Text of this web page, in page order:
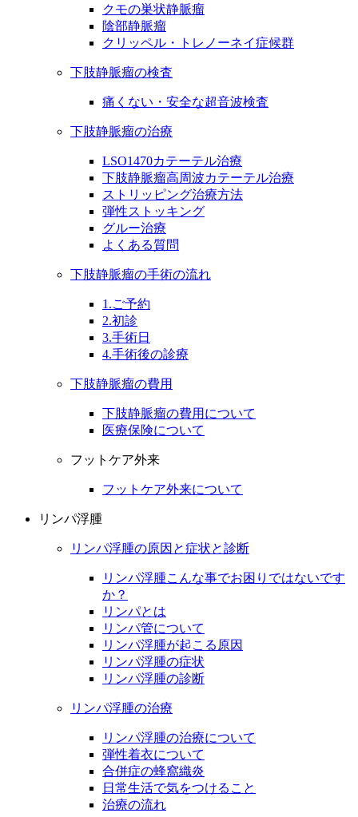
クモの巣状静脈瘤
陰部静脈瘤
クリッペル・トレノーネイ症候群
下肢静脈瘤の検査
痛くない・安全な超音波検査
下肢静脈瘤の治療
LSO1470カテーテル治療
下肢静脈瘤高周波カテーテル治療
ストリッピング治療方法
弾性ストッキング
グルー治療
よくある質問
下肢静脈瘤の手術の流れ
1.ご予約
2.初診
3.手術日
4.手術後の診療
下肢静脈瘤の費用
下肢静脈瘤の費用について
医療保険について
フットケア外来
フットケア外来について
リンパ浮腫
リンパ浮腫の原因と症状と診断
リンパ浮腫こんな事でお困りではないです
か？
リンパとは
リンパ管について
リンパ浮腫が起こる原因
リンパ浮腫の症状
リンパ浮腫の診断
リンパ浮腫の治療
リンパ浮腫の治療について
弾性着衣について
合併症の蜂窩織炎
日常生活で気をつけること
治療の流れ